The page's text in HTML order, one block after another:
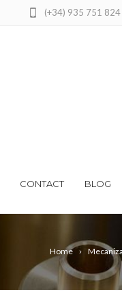
(+34) 935 751 824
CONTACT BLOG
Home